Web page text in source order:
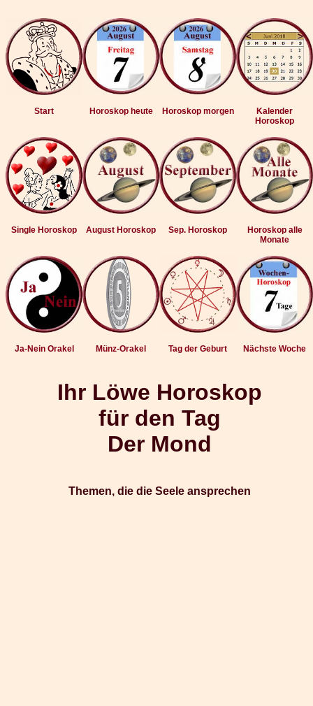
Start Horoskop heute Horoskop morgen
Kalender
Horoskop
Single Horoskop August Horoskop Sep. Horoskop
Horoskop alle
Monate
Ja-Nein Orakel Münz-Orakel Tag der Geburt Nächste Woche
Ihr Löwe Horoskop
für den Tag
Der Mond
Themen, die die Seele ansprechen